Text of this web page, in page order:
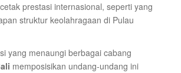
prestasi internasional, seperti yang
struktur keolahragaan di Pulau
yang menaungi berbagai cabang
memposisikan undang-undang ini